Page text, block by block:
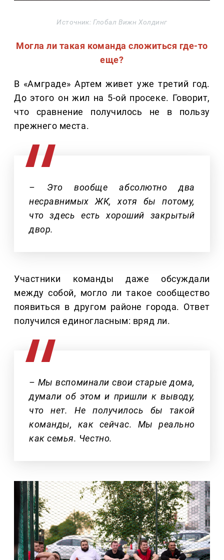
Источник: Глобал Вижн Холдинг
Могла ли такая команда сложиться где-то
еще?
В «Амграде» Артем живет уже третий год.
До этого он жил на 5-ой просеке. Говорит,
что сравнение получилось не в пользу
прежнего места.
– Это вообще абсолютно два
несравнимых ЖК, хотя бы потому,
что здесь есть хороший закрытый
двор.
Участники команды даже обсуждали
между собой, могло ли такое сообщество
появиться в другом районе города. Ответ
получился единогласным: вряд ли.
– Мы вспоминали свои старые дома,
думали об этом и пришли к выводу,
что нет. Не получилось бы такой
команды, как сейчас. Мы реально
как семья. Честно.